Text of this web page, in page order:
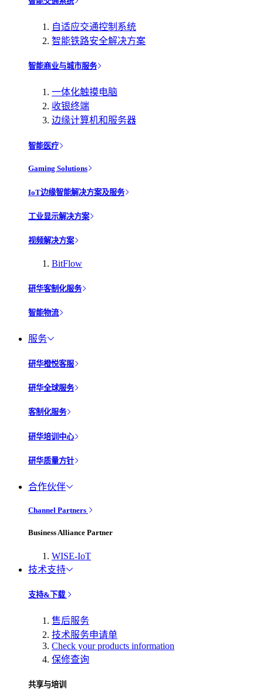
自适应交通控制系统
智能铁路安全解决方案
智能商业与城市服务
一体化触摸电脑
收银终端
边缘计算机和服务器
智能医疗
Gaming Solutions
IoT边缘智能解决方案及服务
工业显示解决方案
视频解决方案
BitFlow
研华客制化服务
智能物流
服务
研华橙悦客服
研华全球服务
客制化服务
研华培训中心
研华质量方针
合作伙伴
Channel Partners
Business Alliance Partner
WISE-IoT
技术支持
支持&下载
售后服务
技术服务申请单
Check your products information
保修查询
共享与培训